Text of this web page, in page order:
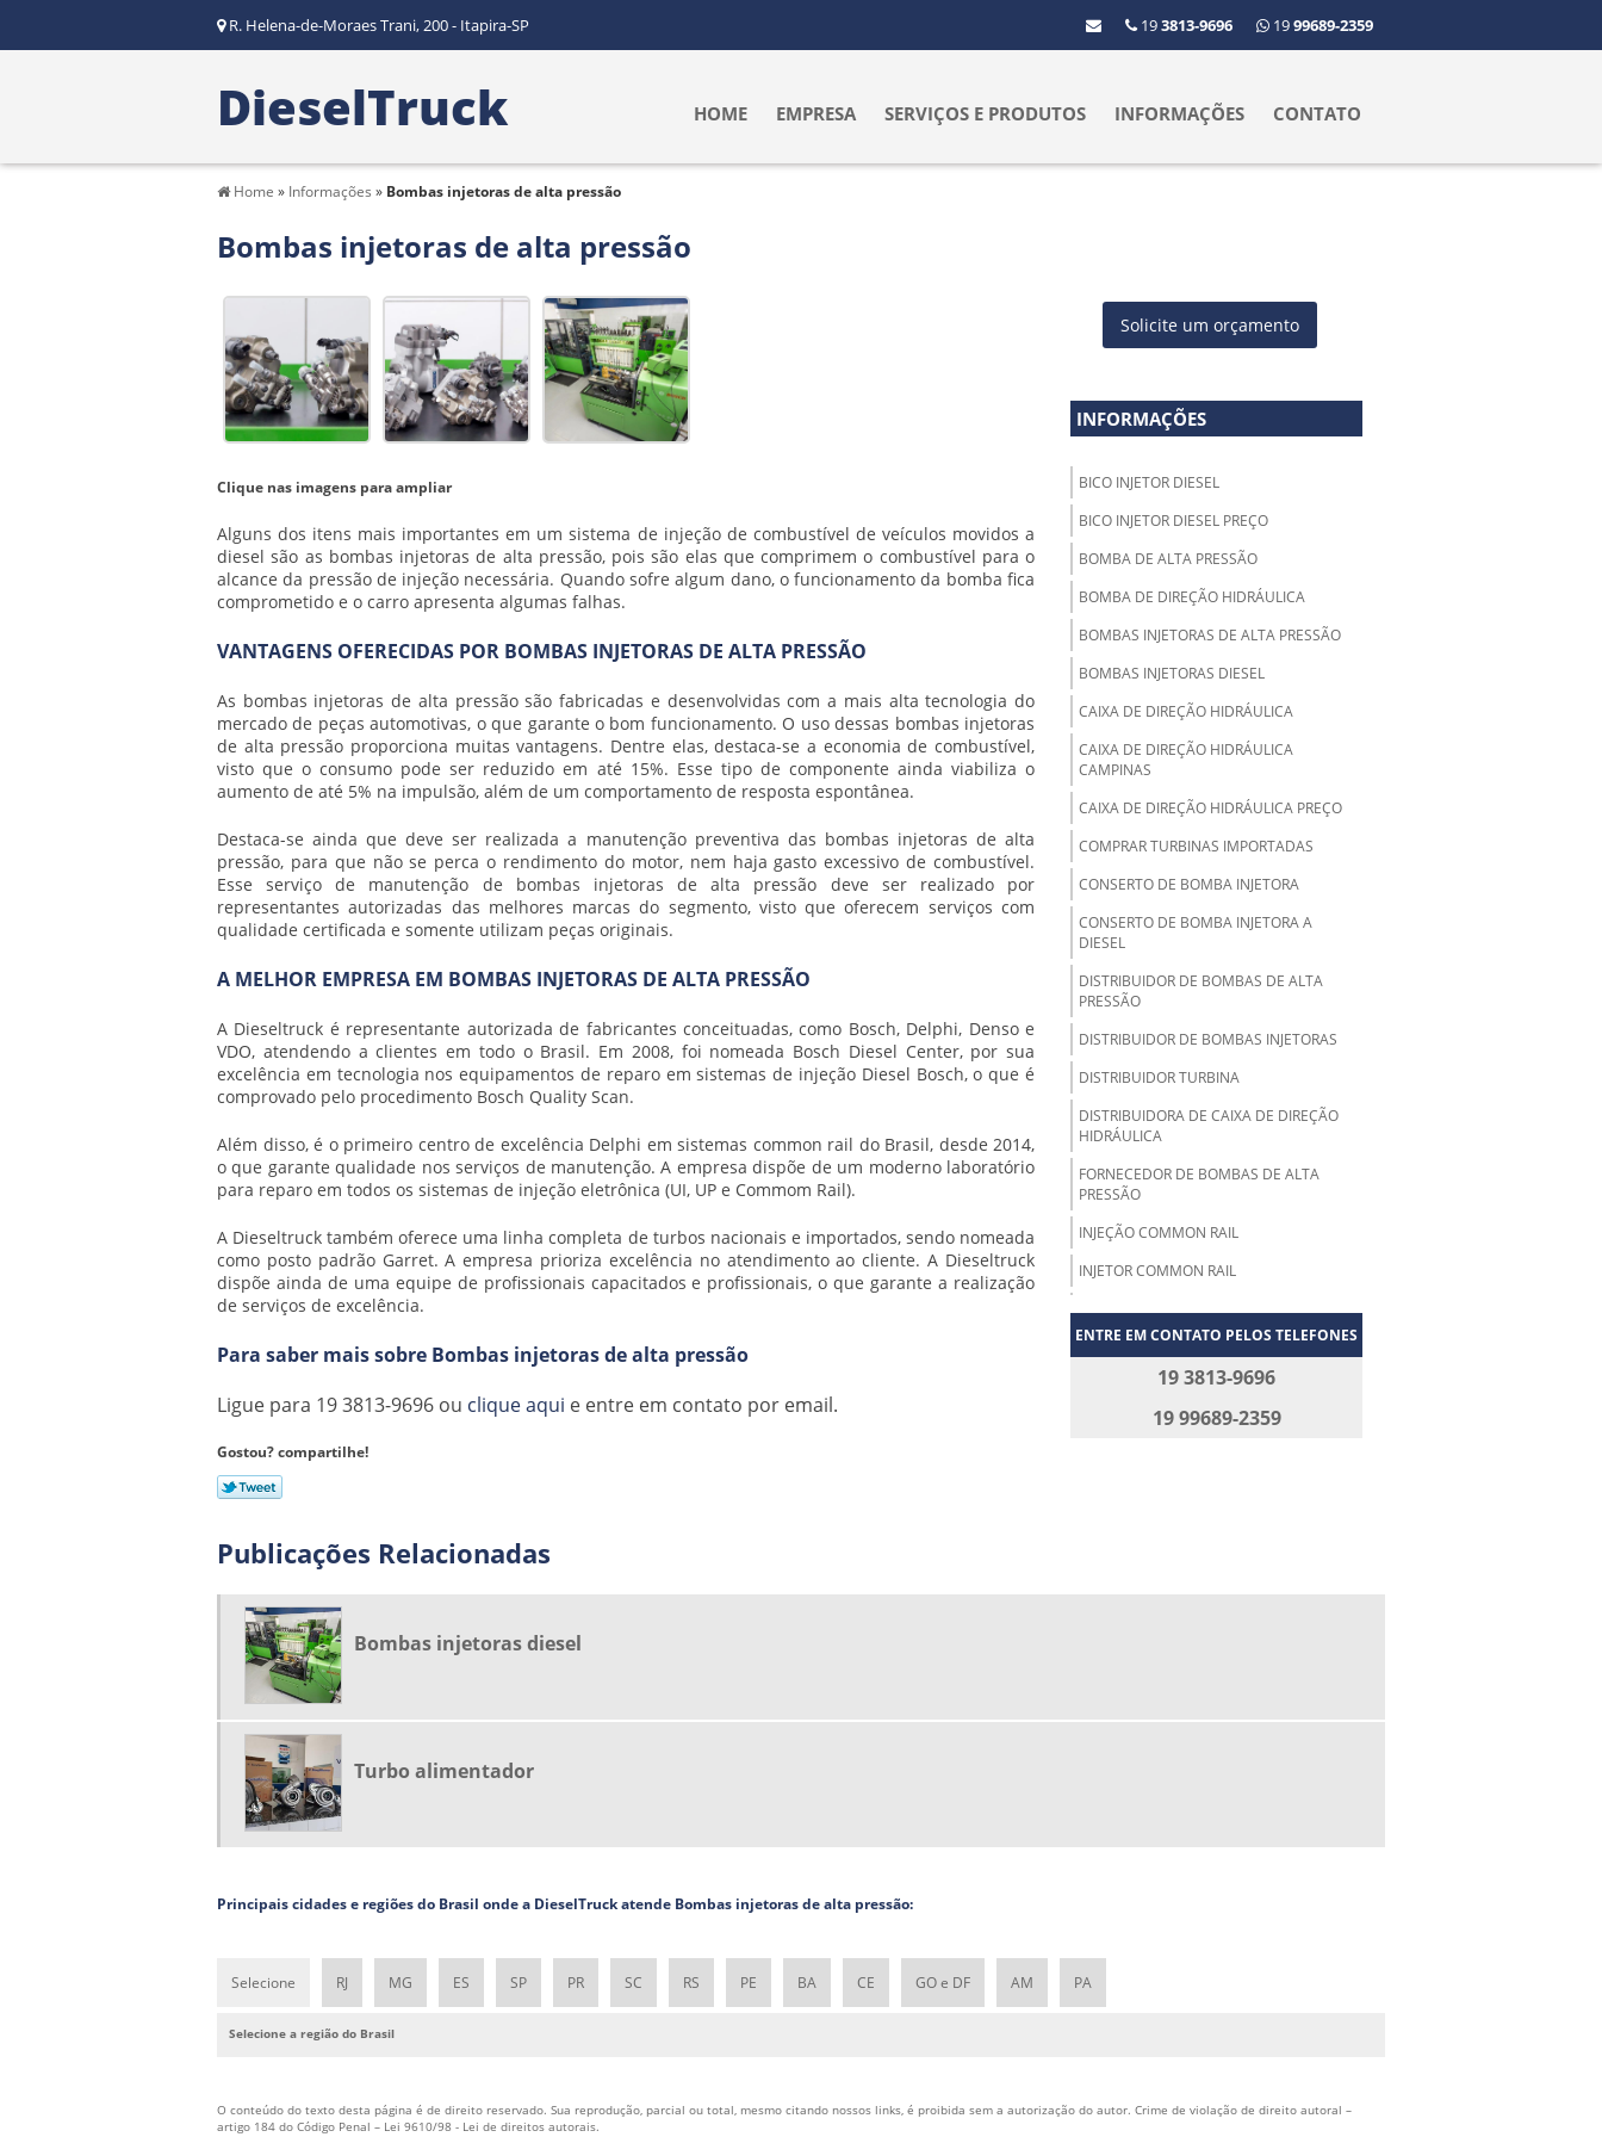
R. Helena-de-Moraes Trani, 200 - Itapira-SP 1999689-2359
193813-9696
DieselTruck HOME EMPRESA SERVIÇOS E PRODUTOS INFORMAÇÕES CONTATO
Home » Informações » Bombas injetoras de alta pressão
Bombas injetoras de alta pressão
Clique nas imagens para ampliar
Alguns dos itens mais importantes em um sistema de injeção de combustível de veículos movidos a
diesel são as bombas injetoras de alta pressão, pois são elas que comprimem o combustível para o
alcance da pressão de injeção necessária. Quando sofre algum dano, o funcionamento da bomba fica
comprometido e o carro apresenta algumas falhas.
VANTAGENS OFERECIDAS POR BOMBAS INJETORAS DE ALTA PRESSÃO
As bombas injetoras de alta pressãosão fabricadas e desenvolvidas com a mais alta tecnologia do
mercado de peças automotivas, o que garante o bom funcionamento. O uso dessas bombas injetoras
de alta pressão proporciona muitas vantagens. Dentre elas, destaca-se a economia de combustível,
visto que o consumo pode ser reduzido em até 15%. Esse tipo de componente ainda viabiliza o
aumento de até 5% na impulsão, além de um comportamento de resposta espontânea.
Destaca-se ainda que deve ser realizada a manutenção preventiva das bombas injetoras de alta
pressão, para que não se perca o rendimento do motor, nem haja gasto excessivo de combustível.
Esse serviço de manutenção de bombas injetoras de alta pressão deve ser realizado por
representantes autorizadas das melhores marcas do segmento, visto que oferecem serviços com
qualidade certificada e somente utilizam peças originais.
A MELHOR EMPRESA EM BOMBAS INJETORAS DE ALTA PRESSÃO
A Dieseltruck é representante autorizada de fabricantes conceituadas, como Bosch, Delphi, Denso e
VDO, atendendo a clientes em todo o Brasil. Em 2008, foi nomeada Bosch Diesel Center, por sua
excelência em tecnologia nos equipamentos de reparo em sistemas de injeção Diesel Bosch, o que é
comprovado pelo procedimento Bosch Quality Scan.
Além disso, é o primeiro centro de excelência Delphi em sistemas common rail do Brasil, desde 2014,
o que garante qualidade nos serviços de manutenção. A empresa dispõe de um moderno laboratório
para reparo em todos os sistemas de injeção eletrônica (UI, UP e Commom Rail).
A Dieseltruck também oferece uma linha completa de turbos nacionais e importados, sendo nomeada
como posto padrão Garret. A empresa prioriza excelência no atendimento ao cliente. A Dieseltruck
dispõe ainda de uma equipe de profissionais capacitados e profissionais, o que garante a realização
de serviços de excelência.
Para saber mais sobre Bombas injetoras de alta pressão
Ligue para 19 3813-9696 ou clique aqui e entre em contato por email.
Gostou? compartilhe!
Solicite um orçamento
INFORMAÇÕES
BICO INJETOR DIESEL
BICO INJETOR DIESEL PREÇO
BOMBA DE ALTA PRESSÃO
BOMBA DE DIREÇÃO HIDRÁULICA
BOMBAS INJETORAS DE ALTA PRESSÃO
BOMBAS INJETORAS DIESEL
CAIXA DE DIREÇÃO HIDRÁULICA
CAIXA DE DIREÇÃO HIDRÁULICA
CAMPINAS
CAIXA DE DIREÇÃO HIDRÁULICA PREÇO
COMPRAR TURBINAS IMPORTADAS
CONSERTO DE BOMBA INJETORA
CONSERTO DE BOMBA INJETORA A
DIESEL
DISTRIBUIDOR DE BOMBAS DE ALTA
PRESSÃO
DISTRIBUIDOR DE BOMBAS INJETORAS
DISTRIBUIDOR TURBINA
DISTRIBUIDORA DE CAIXA DE DIREÇÃO
HIDRÁULICA
FORNECEDOR DE BOMBAS DE ALTA
PRESSÃO
INJEÇÃO COMMON RAIL
INJETOR COMMON RAIL
INJETOR DE DIESEL
INJETOR MOTOR DIESEL
INJETORES DIESEL COMMON RAIL
MANUTENÇÃO BICO INJETOR DIESEL
REPARO INJETOR COMMON RAIL
TURBO ALIMENTADOR
ENTRE EM CONTATO PELOS TELEFONES
19 3813-9696
19 99689-2359
Publicações Relacionadas
Bombas injetoras diesel
Turbo alimentador
Principais cidades e regiões do Brasil onde a DieselTruck atende Bombas injetoras de alta pressão:
Selecione RJ MG ES SP PR SC RS PE BA CE GO e DF AM PA
Selecione a região do Brasil
O conteúdo do texto desta página é de direito reservado. Sua reprodução, parcial ou total, mesmo citando nossos links, é proibida sem a autorização do autor. Crime de violação de direito autoral –
artigo 184 do Código Penal – Lei 9610/98 - Lei de direitos autorais.